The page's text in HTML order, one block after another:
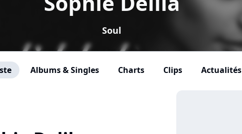
Soul
Albums & Singles Charts Clips Actualités